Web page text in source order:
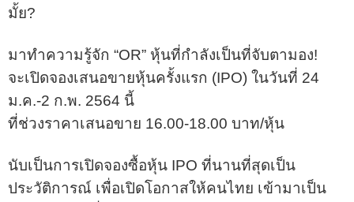
มั้ย?
มาทำความรู้จัก “OR” หุ้นที่กำลังเป็นที่จับตามอง!
จะเปิดจองเสนอขายหุ้นครั้งแรก (IPO) ในวันที่ 24
ม.ค.-2 ก.พ. 2564 นี้
ที่ช่วงราคาเสนอขาย 16.00-18.00 บาท/หุ้น
นับเป็นการเปิดจองซื้อหุ้น IPO ที่นานที่สุดเป็น
ประวัติการณ์ เพื่อเปิดโอกาสให้คนไทย เข้ามาเป็น